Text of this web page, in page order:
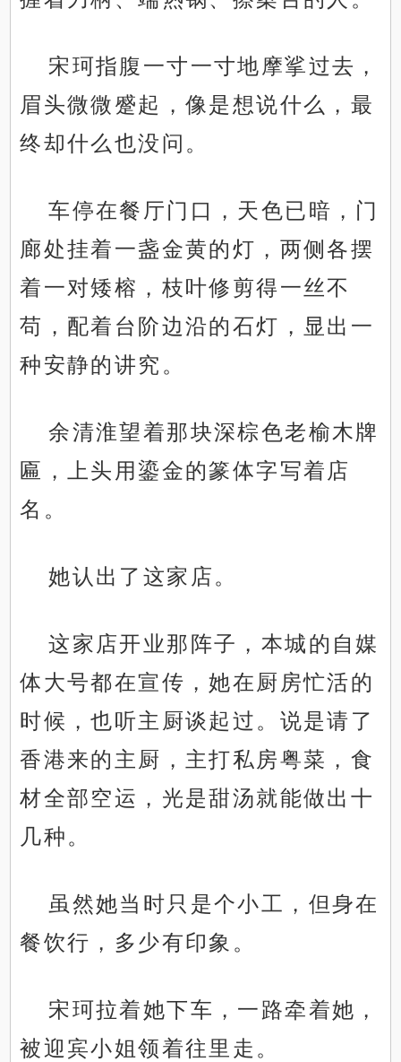
宋珂指腹一寸一寸地摩挲过去，
眉头微微蹙起，像是想说什么，最
终却什么也没问。
车停在餐厅门口，天色已暗，门
廊处挂着一盏金黄的灯，两侧各摆
着一对矮榕，枝叶修剪得一丝不
苟，配着台阶边沿的石灯，显出一
种安静的讲究。
余清淮望着那块深棕色老榆木牌
匾，上头用鎏金的篆体字写着店
名。
她认出了这家店。
这家店开业那阵子，本城的自媒
体大号都在宣传，她在厨房忙活的
时候，也听主厨谈起过。说是请了
香港来的主厨，主打私房粤菜，食
材全部空运，光是甜汤就能做出十
几种。
虽然她当时只是个小工，但身在
餐饮行，多少有印象。
宋珂拉着她下车，一路牵着她，
被迎宾小姐领着往里走。